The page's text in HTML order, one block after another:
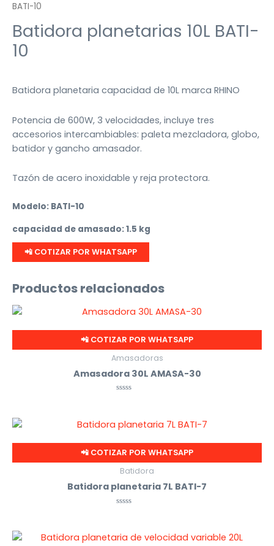
BATI-10
Batidora planetarias 10L BATI-
10
Batidora planetaria capacidad de 10L marca RHINO
Potencia de 600W, 3 velocidades, incluye tres
accesorios intercambiables: paleta mezcladora, globo,
batidor y gancho amasador.
Tazón de acero inoxidable y reja protectora.
Modelo: BATI-10
capacidad de amasado: 1.5 kg
📲 COTIZAR POR WHATSAPP
Productos relacionados
📲 COTIZAR POR WHATSAPP
Amasadoras
Amasadora 30L AMASA-30
de
5
📲 COTIZAR POR WHATSAPP
Batidora
Batidora planetaria 7L BATI-7
de
5